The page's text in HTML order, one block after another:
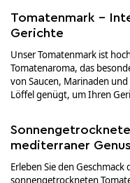
Tomatenmark –
Gerichte
Unser Tomatenmark ist
Tomatenaroma, das
von Saucen, Marinaden
Löffel genügt, um Ihren
mediterraner
Erleben Sie den
sonnengetrockneten